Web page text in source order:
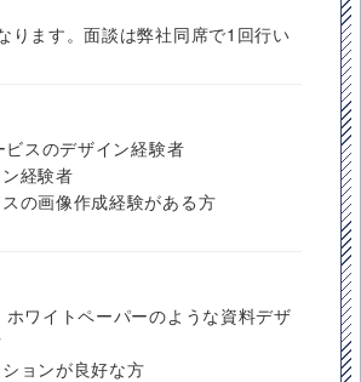
ります。面談は弊社同席で1回行い
ビスのデザイン経験者
経験者
スの画像作成経験がある方
ホワイトペーパーのような資料デザ
ョンが良好な方